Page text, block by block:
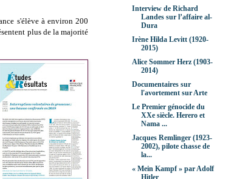
s'élève à environ 200
plus de la majorité
Interview de Richard
Landes sur l’affaire al-
Dura
Irène Hilda Levitt (1920-
2015)
Alice Sommer Herz (1903-
2014)
Documentaires sur
l'avortement sur Arte
Le Premier génocide du
XXe siècle. Herero et
Nama ...
Jacques Remlinger (1923-
2002), pilote chasse de
la...
« Mein Kampf » par Adolf
Hitler